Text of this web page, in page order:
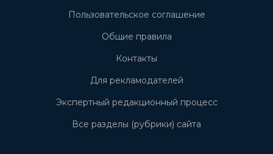
Пользовательское соглашение
Общие правила
Контакты
Для рекламодателей
Экспертный редакционный процесс
Все разделы (рубрики) сайта